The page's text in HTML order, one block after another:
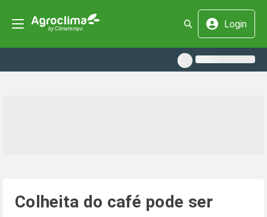
Login
Colheita do café pode ser